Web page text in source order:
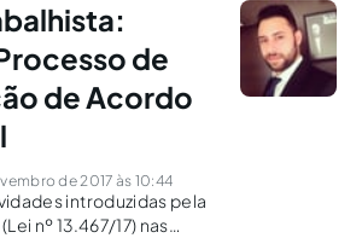
de
de Acordo
de 2017 às 10:44
introduzidas pela
nº 13.467/17) nas